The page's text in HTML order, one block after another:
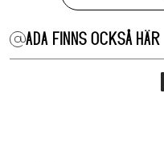
ADA FINNS OCKSÅ HÄR